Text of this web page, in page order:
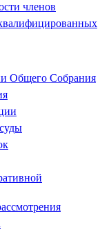
членов
Общего Собрания